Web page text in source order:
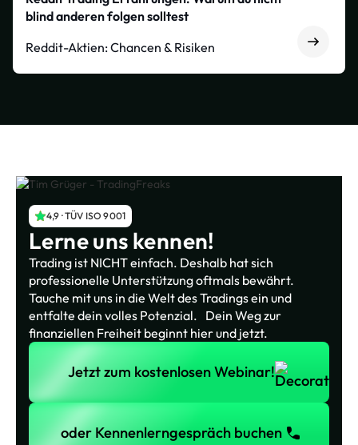
blind anderen folgen solltest
Reddit-Aktien: Chancen & Risiken
4,9 · TÜV ISO 9001
Lerne uns kennen!
Trading ist NICHT einfach. Deshalb hat sich
professionelle Unterstützung oftmals bewährt.
Tauche mit uns in die Welt des Tradings ein und
entfalte dein volles Potenzial. Dein Weg zur
finanziellen Freiheit beginnt hier und jetzt.
Jetzt zum kostenlosen Webinar!
Jetzt zum kostenlosen Webinar!
oder Kennenlerngespräch buchen
oder Kennenlerngespräch buchen